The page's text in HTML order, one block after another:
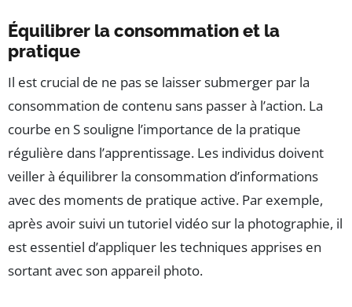
Équilibrer la consommation et la
pratique
Il est crucial de ne pas se laisser submerger par la
consommation de contenu sans passer à l’action. La
courbe en S souligne l’importance de la pratique
régulière dans l’apprentissage. Les individus doivent
veiller à équilibrer la consommation d’informations
avec des moments de pratique active. Par exemple,
après avoir suivi un tutoriel vidéo sur la photographie, il
est essentiel d’appliquer les techniques apprises en
sortant avec son appareil photo.